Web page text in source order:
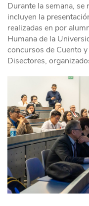
Durante la semana, se
incluyen la
realizadas en por
Humana de la
concursos de Cuento
Disectores,